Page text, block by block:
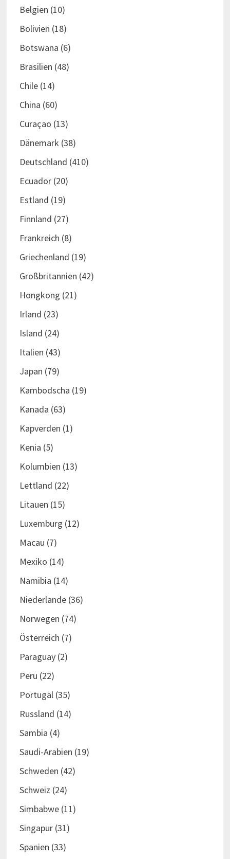
Belgien (10)
Bolivien (18)
Botswana (6)
Brasilien (48)
Chile(14)
China (60)
Curaçao (13)
Dänemark (38)
Deutschland (410)
Ecuador(20)
Estland (19)
Finnland (27)
Frankreich (8)
Griechenland (19)
Großbritannien (42)
Hongkong (21)
Irland (23)
Island (24)
Italien (43)
Japan (79)
Kambodscha (19)
Kanada (63)
Kapverden (1)
Kenia (5)
Kolumbien (13)
Lettland (22)
Litauen (15)
Luxemburg (12)
Macau (7)
Mexiko (14)
Namibia (14)
Niederlande(36)
Norwegen (74)
Österreich (7)
Paraguay(2)
Peru (22)
Portugal (35)
Russland (14)
Sambia (4)
Saudi-Arabien (19)
Schweden (42)
Schweiz (24)
Simbabwe(11)
Singapur(31)
Spanien (33)